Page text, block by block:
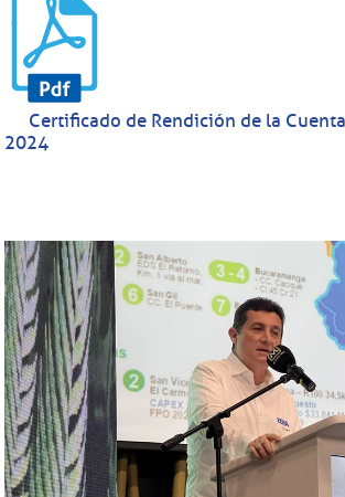
Certificado de Rendición de la
2024